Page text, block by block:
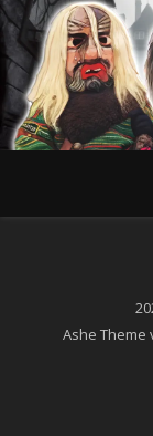
Ashe Theme